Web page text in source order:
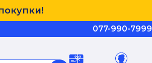
077-990-7999